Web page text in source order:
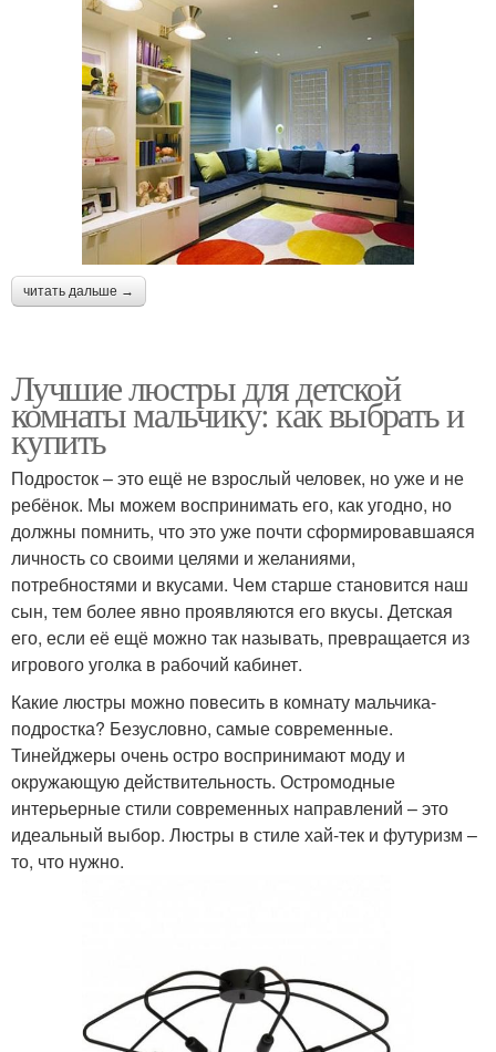
читать дальше →
Лучшие люстры для детской
комнаты мальчику: как выбрать и
купить
Подросток – это ещё не взрослый человек, но уже и не
ребёнок. Мы можем воспринимать его, как угодно, но
должны помнить, что это уже почти сформировавшаяся
личность со своими целями и желаниями,
потребностями и вкусами. Чем старше становится наш
сын, тем более явно проявляются его вкусы. Детская
его, если её ещё можно так называть, превращается из
игрового уголка в рабочий кабинет.
Какие люстры можно повесить в комнату мальчика-
подростка? Безусловно, самые современные.
Тинейджеры очень остро воспринимают моду и
окружающую действительность. Остромодные
интерьерные стили современных направлений – это
идеальный выбор. Люстры в стиле хай-тек и футуризм –
то, что нужно.